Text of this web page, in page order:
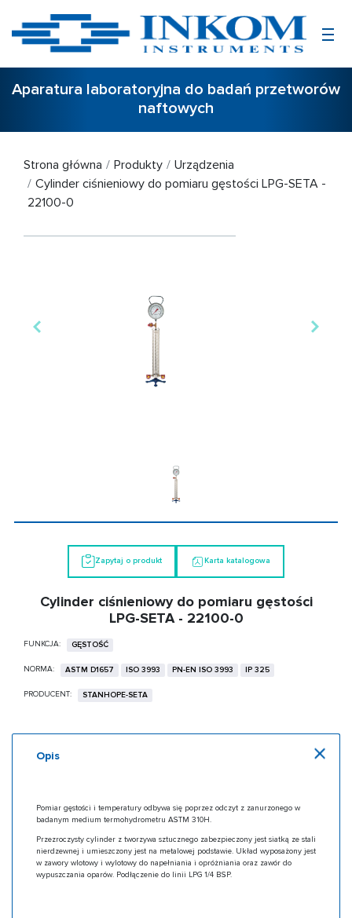
Aparatura laboratoryjna do badań przetworów
naftowych
Strona główna Produkty
Urządzenia
Cylinder ciśnieniowy do pomiaru gęstości LPG-SETA -
22100-0
Zapytaj o produkt Karta katalogowa
Cylinder ciśnieniowy do pomiaru gęstości
LPG-SETA - 22100-0
FUNKCJA: GĘSTOŚĆ
NORMA: ASTM D1657 ISO 3993 PN-EN ISO 3993 IP 325
PRODUCENT: STANHOPE-SETA
Opis
Pomiar gęstości i temperatury odbywa się poprzez odczyt z zanurzonego w
badanym medium termohydrometru ASTM 310H.
Przezroczysty cylinder z tworzywa sztucznego zabezpieczony jest siatką ze stali
nierdzewnej i umieszczony jest na metalowej podstawie. Układ wyposażony jest
w zawory wlotowy i wylotowy do napełniania i opróżniania oraz zawór do
wypuszczania oparów. Podłączenie do linii LPG 1/4 BSP.